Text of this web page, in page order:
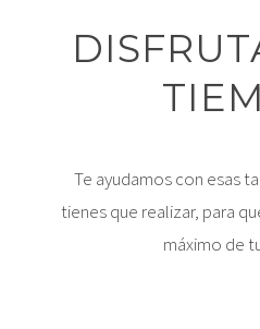
Te ayudamos con esas
tienes que realizar, para
máximo de